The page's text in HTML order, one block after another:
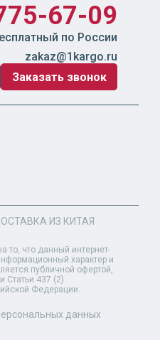
67-09
по России
zakaz@1kargo.ru
Заказать звонок
ИЗ КИТАЯ
что данный интернет-
характер и
публичной офертой,
Статьи 437 (2)
Федерации.
данных